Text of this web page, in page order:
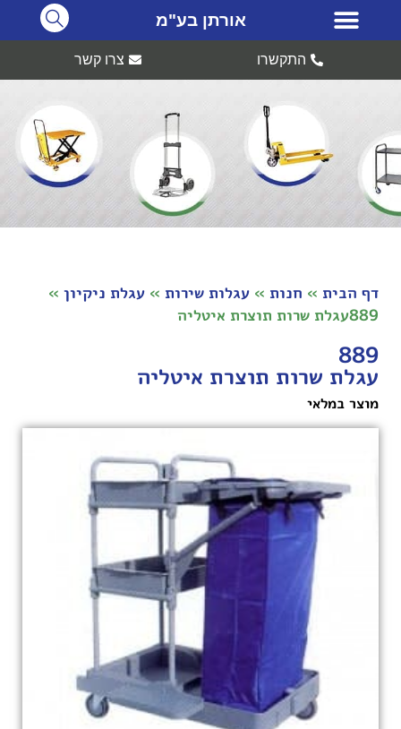
אורתן בע"מ
התקשרו צרו קשר
דף הבית » חנות » עגלות שירות » עגלת ניקיון »
889עגלת שרות תוצרת איטליה
889
עגלת שרות תוצרת איטליה
מוצר במלאי